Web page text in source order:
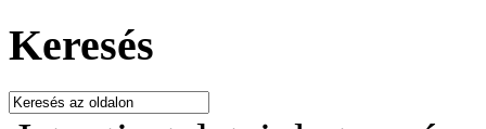
Keresés